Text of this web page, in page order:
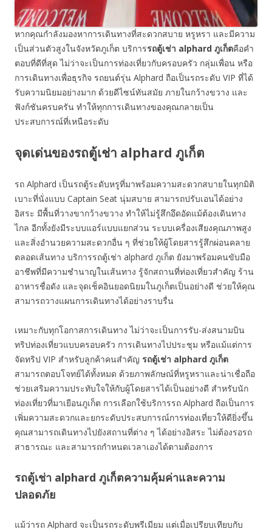
หากคุณกำลังมองหาการเดินทางที่สะดวกสบาย หรูหรา และมีความ
เป็นส่วนตัวสูงในจังหวัดภูเก็ต บริการรถตู้เช่า alphard ภูเก็ตคือคำ
ตอบที่ดีที่สุด ไม่ว่าจะเป็นการท่องเที่ยวกับครอบครัว กลุ่มเพื่อน หรือ
การเดินทางเพื่อธุรกิจ รถยนต์รุ่น Alphard ถือเป็นรถระดับ VIP ที่ได้
รับความนิยมอย่างมาก ด้วยดีไซน์ทันสมัย ภายในกว้างขวาง และ
ฟังก์ชันครบครัน ทำให้ทุกการเดินทางของคุณกลายเป็น
ประสบการณ์ที่เหนือระดับ
จุดเด่นของรถตู้เช่า alphard ภูเก็ต
รถ Alphard เป็นรถตู้ระดับหรูที่มาพร้อมความสะดวกสบายในทุกมิติ
เบาะที่นั่งแบบ Captain Seat นุ่มสบาย สามารถปรับเอนได้อย่าง
อิสระ มีพื้นที่วางขากว้างขวาง ทำให้ไม่รู้สึกอึดอัดแม้ต้องเดินทาง
ไกล อีกทั้งยังมีระบบแอร์แบบแยกส่วน ระบบเครื่องเสียงคุณภาพสูง
และสิ่งอำนวยความสะดวกอื่น ๆ ที่ช่วยให้ผู้โดยสารรู้สึกผ่อนคลาย
ตลอดเส้นทาง บริการรถตู้เช่า alphard ภูเก็ต ยังมาพร้อมคนขับมือ
อาชีพที่มีความชำนาญในเส้นทาง รู้จักสถานที่ท่องเที่ยวสำคัญ ร้าน
อาหารชื่อดัง และจุดเช็คอินยอดนิยมในภูเก็ตเป็นอย่างดี ช่วยให้คุณ
สามารถวางแผนการเดินทางได้อย่างราบรื่น
เหมาะกับทุกโอกาสการเดินทาง ไม่ว่าจะเป็นการรับ-ส่งสนามบิน
ทริปท่องเที่ยวแบบครอบครัว การเดินทางไปประชุม หรือแม้แต่การ
จัดทริป VIP สำหรับลูกค้าคนสำคัญ รถตู้เช่า alphard ภูเก็ต
สามารถตอบโจทย์ได้ทั้งหมด ด้วยภาพลักษณ์ที่หรูหราและน่าเชื่อถือ
ช่วยเสริมความประทับใจให้กับผู้โดยสารได้เป็นอย่างดี สำหรับนัก
ท่องเที่ยวที่มาเยือนภูเก็ต การเลือกใช้บริการรถ Alphard ถือเป็นการ
เพิ่มความสะดวกและยกระดับประสบการณ์การท่องเที่ยวให้ดียิ่งขึ้น
คุณสามารถเดินทางไปยังสถานที่ต่าง ๆ ได้อย่างอิสระ ไม่ต้องรอรถ
สาธารณะ และสามารถกำหนดเวลาเองได้ตามต้องการ
รถตู้เช่า alphard ภูเก็ตความคุ้มค่าและความ
ปลอดภัย
แม้ว่ารถ Alphard จะเป็นรถระดับพรีเมียม แต่เมื่อเปรียบเทียบกับ